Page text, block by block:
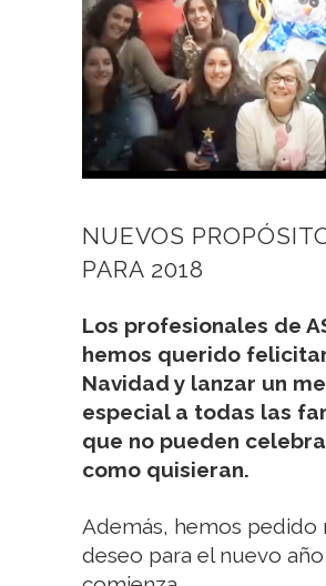
NUEVOS
PARA 2018
Los profesionales de
hemos querido
Navidad y lanzar un
especial a todas las
que no pueden
como quisieran.
Además, hemos pedido
deseo para el nuevo